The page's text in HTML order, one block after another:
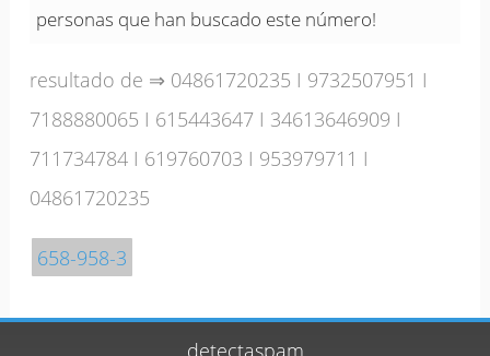
personas que han buscado este número!
resultado de ⇒ 04861720235 I 9732507951 I
7188880065 I 615443647 I 34613646909 I
711734784 I 619760703 I 953979711 I
04861720235
658-958-3
detectaspam